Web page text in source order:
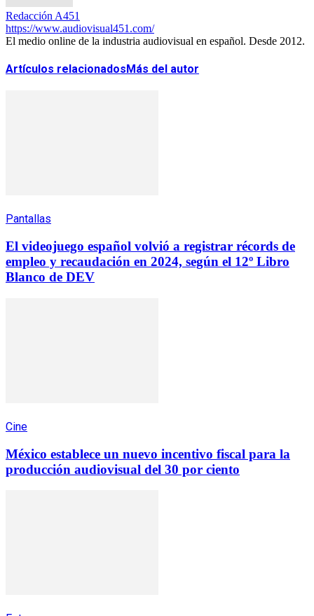
Redacción A451
https://www.audiovisual451.com/
El medio online de la industria audiovisual en español. Desde 2012.
Artículos relacionadosMás del autor
Pantallas
El videojuego español volvió a registrar récords de
empleo y recaudación en 2024, según el 12º Libro
Blanco de DEV
Cine
México establece un nuevo incentivo fiscal para la
producción audiovisual del 30 por ciento